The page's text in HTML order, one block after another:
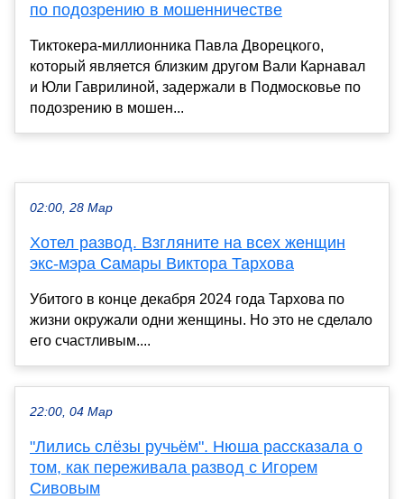
по подозрению в мошенничестве
Тиктокера-миллионника Павла Дворецкого,
который является близким другом Вали Карнавал
и Юли Гаврилиной, задержали в Подмосковье по
подозрению в мошен...
02:00, 28 Мар
Хотел развод. Взгляните на всех женщин
экс-мэра Самары Виктора Тархова
Убитого в конце декабря 2024 года Тархова по
жизни окружали одни женщины. Но это не сделало
его счастливым....
22:00, 04 Мар
"Лились слёзы ручьём". Нюша рассказала о
том, как переживала развод с Игорем
Сивовым